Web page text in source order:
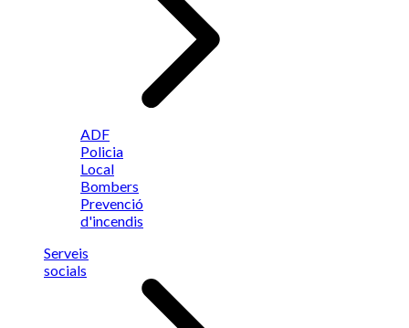
ADF
Policia
Local
Bombers
Prevenció
d'incendis
Serveis
socials